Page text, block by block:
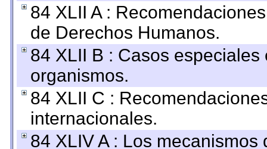
84 XLII A :
de Derechos Humanos.
84 XLII B : Casos
organismos.
84 XLII C :
internacionales.
84 XLIV A : Los